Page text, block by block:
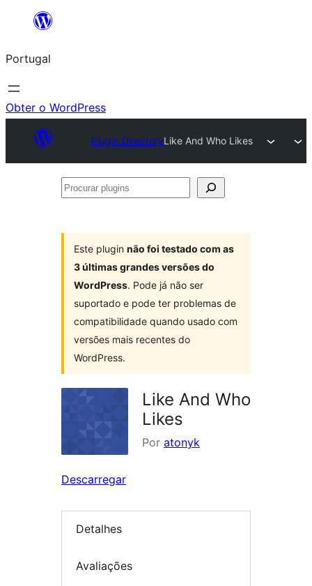
Saltar
o
conteúdo
Portugal
Obter o WordPress
Plugin DirectoryLike And Who Likes
Procurar
Este plugin não foi testado com as
3 últimas grandes versões do
WordPress. Pode já não ser
suportado e pode ter problemas de
compatibilidade quando usado com
versões mais recentes do
WordPress.
Like And Who
Likes
Por atonyk
Descarregar
Detalhes
Avaliações